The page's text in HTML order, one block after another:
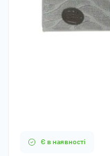
Є в наявності